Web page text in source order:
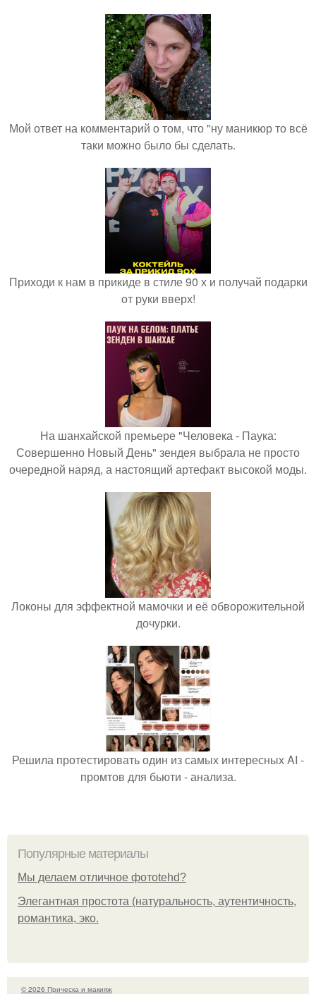
Мой ответ на комментарий о том, что "ну маникюр то всё
таки можно было бы сделать.
Приходи к нам в прикиде в стиле 90 х и получай подарки
от руки вверх!
На шанхайской премьере "Человека - Паука:
Совершенно Новый День" зендея выбрала не просто
очередной наряд, а настоящий артефакт высокой моды.
Локоны для эффектной мамочки и её обворожительной
дочурки.
Решила протестировать один из самых интересных AI -
промтов для бьюти - анализа.
Популярные материалы
Мы делаем отличное фотоtehd?
Элегантная простота (натуральность, аутентичность,
романтика, эко.
© 2026 Прическа и макияж